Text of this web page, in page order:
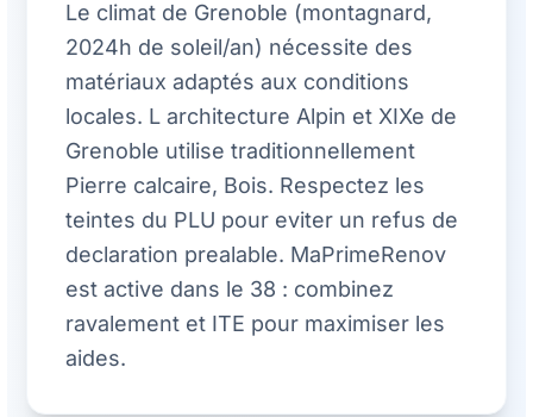
Le climat de Grenoble (montagnard,
2024h de soleil/an) nécessite des
matériaux adaptés aux conditions
locales. L architecture Alpin et XIXe de
Grenoble utilise traditionnellement
Pierre calcaire, Bois. Respectez les
teintes du PLU pour eviter un refus de
declaration prealable. MaPrimeRenov
est active dans le 38 : combinez
ravalement et ITE pour maximiser les
aides.